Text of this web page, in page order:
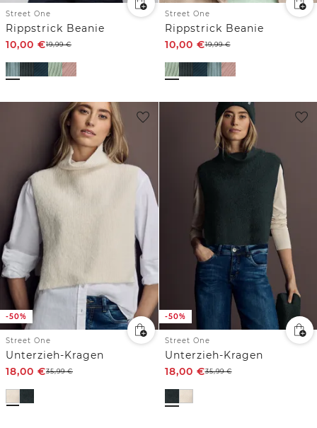
Street One
Rippstrick Beanie
10,00 €19,99€
Street One
Rippstrick Beanie
10,00 €19,99€
-50%
Street One
Unterzieh-Kragen
18,00 €35,99€
-50%
Street One
Unterzieh-Kragen
18,00 €35,99€